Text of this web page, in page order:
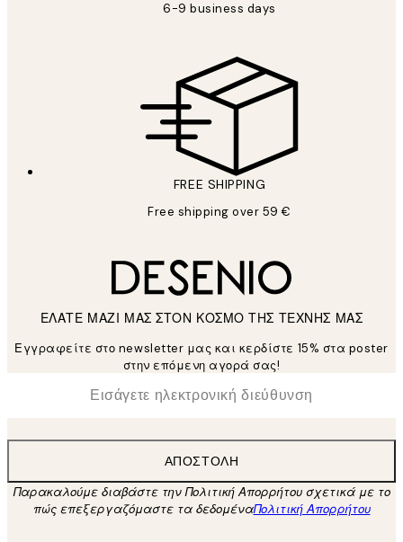
6-9 business days
FREE SHIPPING
Free shipping over 59 €
ΕΛΑΤΕ ΜΑΖΙ ΜΑΣ ΣΤΟΝ ΚΟΣΜΟ ΤΗΣ ΤΕΧΝΗΣ ΜΑΣ
Εγγραφείτε στο newsletter μας και κερδίστε 15% στα poster
στην επόμενη αγορά σας!
Ηλεκτρονική Διεύθυνση
ΑΠΟΣΤΟΛΉ
Παρακαλούμε διαβάστε την Πολιτική Απορρήτου σχετικά με το
πώς επεξεργαζόμαστε τα δεδομέναΠολιτική Απορρήτου